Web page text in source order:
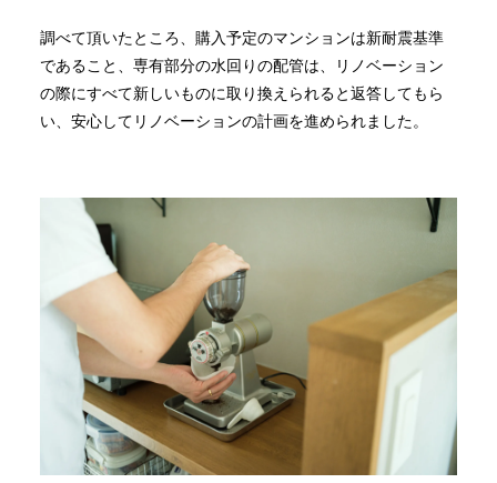
調べて頂いたところ、購入予定のマンションは新耐震基準
であること、専有部分の水回りの配管は、リノベーション
の際にすべて新しいものに取り換えられると返答してもら
い、安心してリノベーションの計画を進められました。